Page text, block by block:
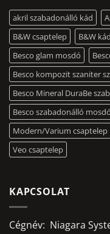
akril szabadonálló kád
B&W csaptelep
B&W kád
Besco glam mosdó
Besco kompozit szaniter
Besco Mineral DuraBe
Besco szabadonálló mosdó
Modern/Varium csaptelep
Veo csaptelep
KAPCSOLAT
Cégnév: Niagara